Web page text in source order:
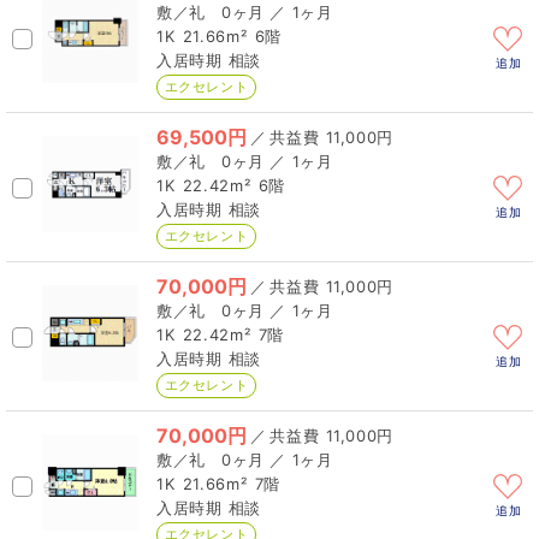
0ヶ月 ／ 1ヶ月
1K 21.66m² 6階
相談
エクセレント
追加
69,500円 ／
11,000円
0ヶ月 ／ 1ヶ月
1K 22.42m² 6階
相談
エクセレント
追加
70,000円 ／
11,000円
0ヶ月 ／ 1ヶ月
1K 22.42m² 7階
相談
エクセレント
追加
70,000円 ／
11,000円
0ヶ月 ／ 1ヶ月
1K 21.66m² 7階
相談
エクセレント
追加